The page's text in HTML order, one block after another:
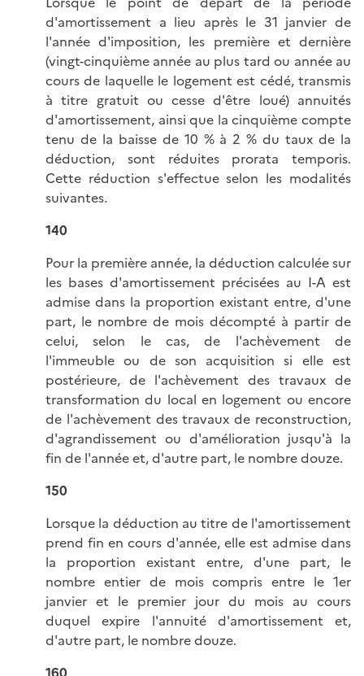
d'amortissement a lieu après le 31 janvier de
l'année d'imposition, les première et dernière
(vingt-cinquième année au plus tard ou année au
cours de laquelle le logement est cédé, transmis
à titre gratuit ou cesse d'être loué) annuités
d'amortissement, ainsi que la cinquième compte
tenu de la baisse de 10 % à 2 % du taux de la
déduction, sont réduites prorata temporis.
Cette réduction s'effectue selon les modalités
suivantes.
140
Pour la première année, la déduction calculée sur
les bases d'amortissement précisées au I-A est
admise dans la proportion existant entre, d'une
part, le nombre de mois décompté à partir de
celui, selon le cas, de l'achèvement de
l'immeuble ou de son acquisition si elle est
postérieure, de l'achèvement des travaux de
transformation du local en logement ou encore
de l'achèvement des travaux de reconstruction,
d'agrandissement ou d'amélioration jusqu'à la
fin de l'année et, d'autre part, le nombre douze.
150
Lorsque la déduction au titre de l'amortissement
prend fin en cours d'année, elle est admise dans
la proportion existant entre, d'une part, le
nombre entier de mois compris entre le 1er
janvier et le premier jour du mois au cours
duquel expire l'annuité d'amortissement et,
d'autre part, le nombre douze.